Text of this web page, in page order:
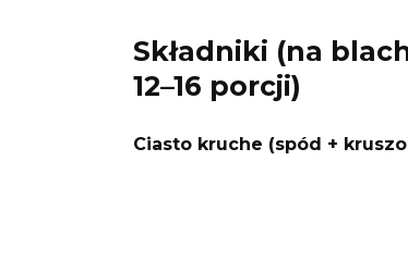
Składniki (na
12–16 porcji)
Ciasto kruche (spód +